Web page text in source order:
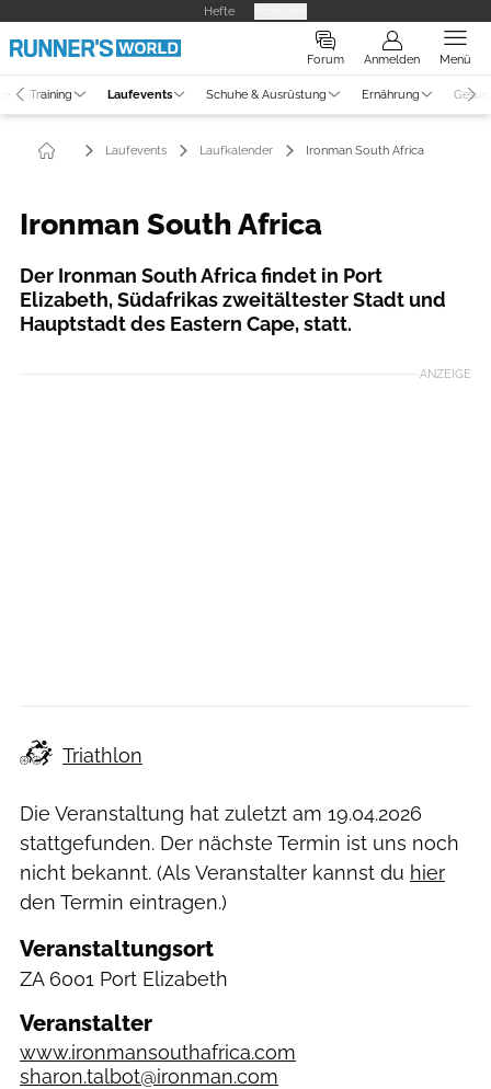
Hefte
Forum Anmelden Menü
Training Laufevents Schuhe & Ausrüstung Ernährung
Laufevents Laufkalender Ironman South Africa
Ironman South Africa
Der Ironman South Africa findet in Port
Elizabeth, Südafrikas zweitältester Stadt und
Hauptstadt des Eastern Cape, statt.
ANZEIGE
Triathlon
Die Veranstaltung hat zuletzt am 19.04.2026
stattgefunden. Der nächste Termin ist uns noch
nicht bekannt. (Als Veranstalter kannst du hier
den Termin eintragen.)
Veranstaltungsort
ZA 6001 Port Elizabeth
Veranstalter
www.ironmansouthafrica.com
sharon.talbot@ironman.com